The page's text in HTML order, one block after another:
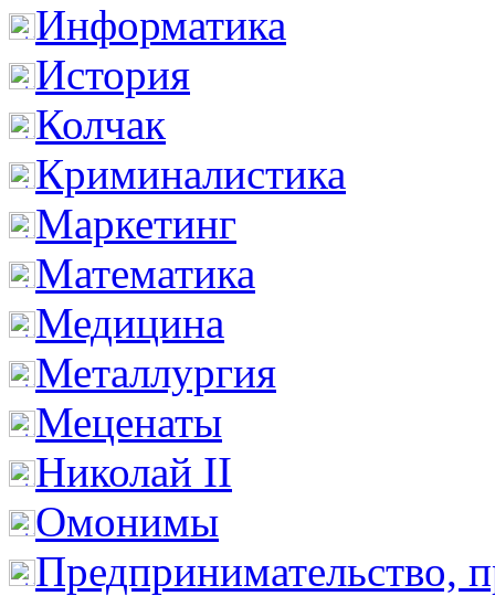
Информатика
История
Колчак
Криминалистика
Маркетинг
Математика
Медицина
Металлургия
Меценаты
Николай II
Омонимы
Предпринимательство,